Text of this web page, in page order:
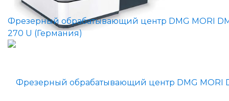
Фрезерный обрабатывающий центр DMG MORI
270 U (Германия)